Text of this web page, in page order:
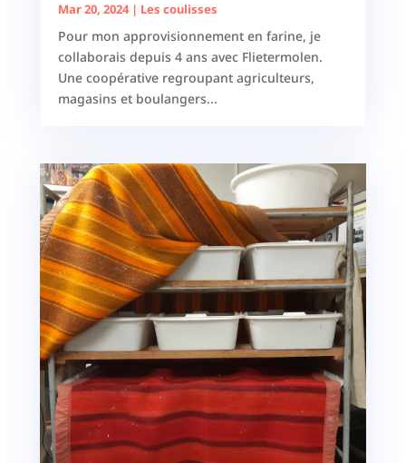
Mar 20, 2024| Les coulisses
Pour mon approvisionnement en farine, je
collaborais depuis 4 ans avec Flietermolen.
Une coopérative regroupant agriculteurs,
magasins et boulangers...